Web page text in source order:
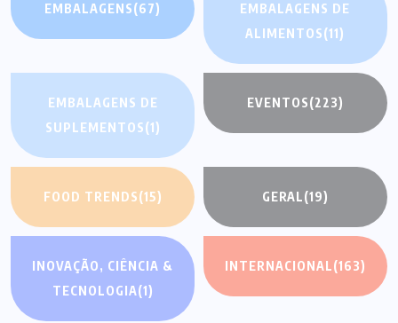
EMBALAGENS(67)
EMBALAGENS DE
ALIMENTOS(11)
EMBALAGENS DE
SUPLEMENTOS(1)
EVENTOS(223)
FOOD TRENDS(15) GERAL(19)
INOVAÇÃO, CIÊNCIA &
TECNOLOGIA(1)
INTERNACIONAL(163)